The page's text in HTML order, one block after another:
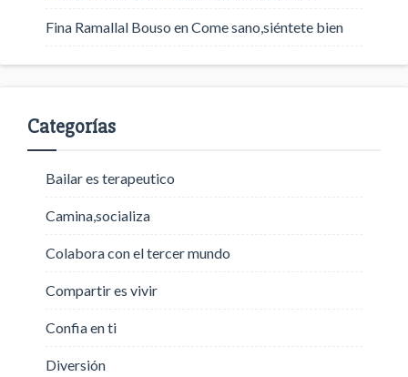
Fina Ramallal Bouso enCome sano,siéntete bien
Categorías
Bailar es terapeutico
Camina,socializa
Colabora con el tercer mundo
Compartir es vivir
Confia en ti
Diversión